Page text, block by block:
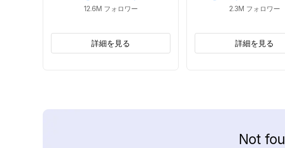
12.6M フォロワー
詳細を見る
2.3M フォロワー
詳細を見る
Not